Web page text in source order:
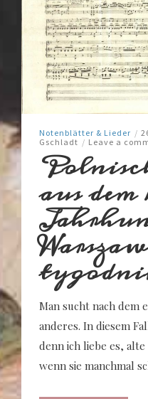
Notenblätter & Lieder /
Gschladt / Leave a
aus dem
Man sucht nach dem
anderes. In diesem
denn ich liebe es,
wenn sie manchmal